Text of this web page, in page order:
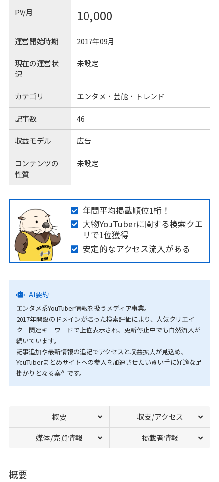
PV/月 10,000
運営開始時期 2017年09月
現在の運営状
況
未設定
カテゴリ エンタメ・芸能・トレンド
記事数 46
収益モデル 広告
コンテンツの
性質
未設定
年間平均掲載順位1桁！
大物YouTuberに関する検索クエ
リで1位獲得
安定的なアクセス流入がある
AI要約
エンタメ系YouTuber情報を扱うメディア事業。
2017年開設のドメインが培った検索評価により、人気クリエイ
ター関連キーワードで上位表示され、更新停止中でも自然流入が
続いています。
記事追加や最新情報の追記でアクセスと収益拡大が見込め、
YouTuberまとめサイトへの参入を加速させたい買い手に好適な足
掛かりとなる案件です。
概要 収支/アクセス
媒体/売買情報 掲載者情報
概要